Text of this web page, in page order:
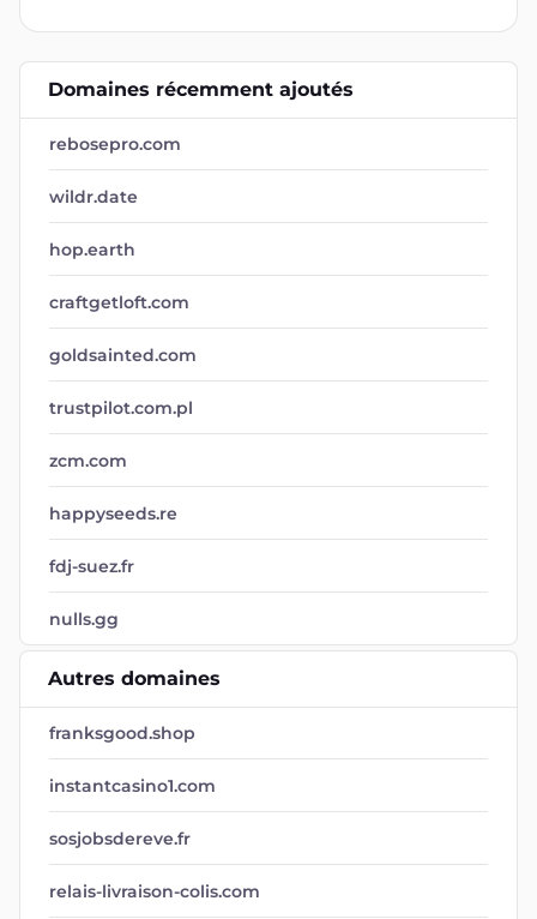
Domaines récemment ajoutés
rebosepro.com
wildr.date
hop.earth
craftgetloft.com
goldsainted.com
trustpilot.com.pl
zcm.com
happyseeds.re
fdj-suez.fr
nulls.gg
Autres domaines
franksgood.shop
instantcasino1.com
sosjobsdereve.fr
relais-livraison-colis.com